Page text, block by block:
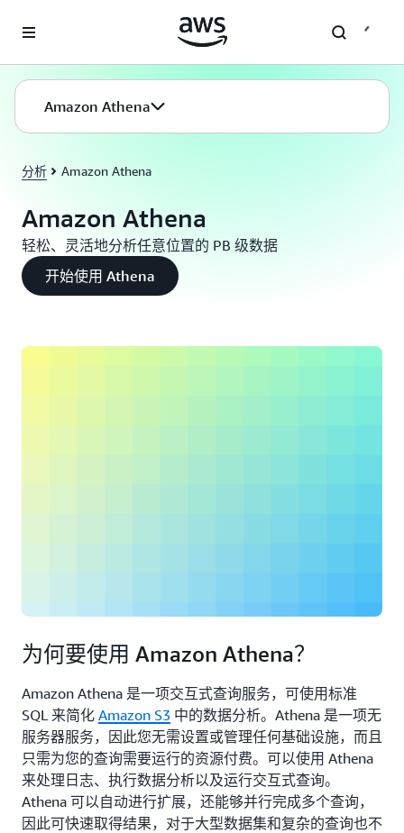
Amazon Athena
分析 Amazon Athena
Amazon Athena
轻松、灵活地分析任意位置的 PB 级数据
开始使用 Athena
为何要使用 Amazon Athena？
Amazon Athena 是一项交互式查询服务，可使用标准
SQL 来简化 Amazon S3 中的数据分析。Athena 是一项无
服务器服务，因此您无需设置或管理任何基础设施，而且
只需为您的查询需要运行的资源付费。可以使用 Athena
来处理日志、执行数据分析以及运行交互式查询。
Athena 可以自动进行扩展，还能够并行完成多个查询，
因此可快速取得结果，对于大型数据集和复杂的查询也不